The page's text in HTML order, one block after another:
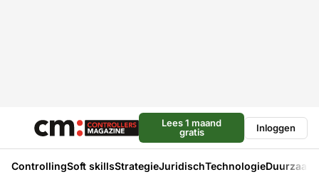
Lees 1 maand
gratis
Inloggen
ControllingSoft skillsStrategieJuridischTechnologie